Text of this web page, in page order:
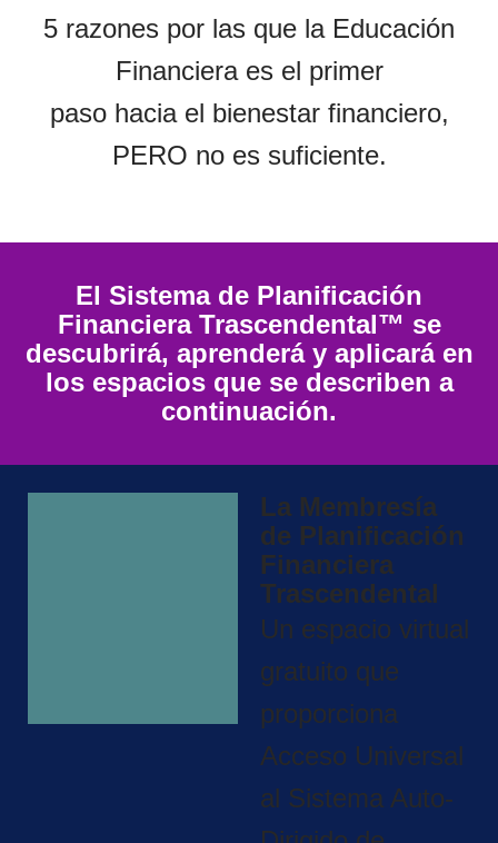
5 razones por las que la Educación
Financiera es el primer
paso hacia el bienestar financiero,
PERO no es suficiente.
El Sistema de Planificación
Financiera Trascendental™ se
descubrirá, aprenderá y aplicará en
los espacios que se describen a
continuación.
La Membresía
de Planificación
Financiera
Trascendental
Un espacio virtual
gratuito que
proporciona
Acceso Universal
al Sistema Auto-